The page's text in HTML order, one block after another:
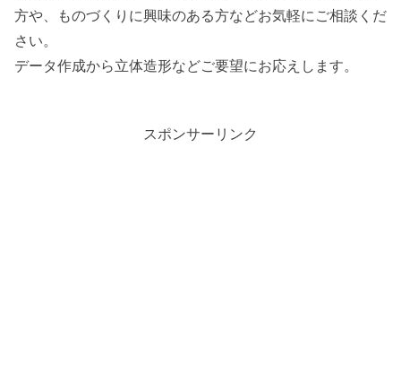
方や、ものづくりに興味のある方などお気軽にご相談くだ
さい。
データ作成から立体造形などご要望にお応えします。
スポンサーリンク